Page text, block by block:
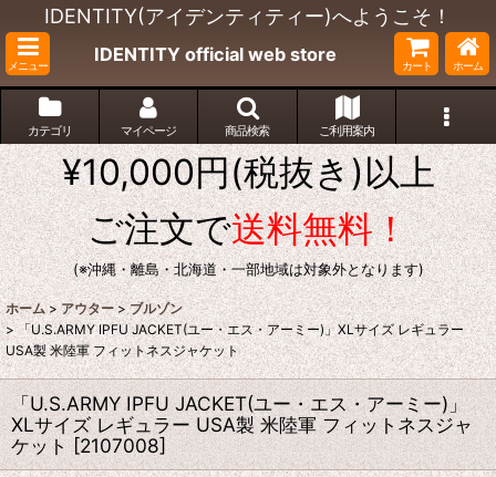
IDENTITY(アイデンティティー)へようこそ！
メニュー
IDENTITY official web store
カート ホーム
カテゴリ マイページ 商品検索 ご利用案内
¥10,000円(税抜き)以上
ご注文で送料無料！
(※沖縄・離島・北海道・一部地域は対象外となります)
ホーム > アウター > ブルゾン
> 「U.S.ARMY IPFU JACKET(ユー・エス・アーミー)」XLサイズ レギュラー
USA製 米陸軍 フィットネスジャケット
「U.S.ARMY IPFU JACKET(ユー・エス・アーミー)」
XLサイズ レギュラー USA製 米陸軍 フィットネスジャ
ケット [2107008]